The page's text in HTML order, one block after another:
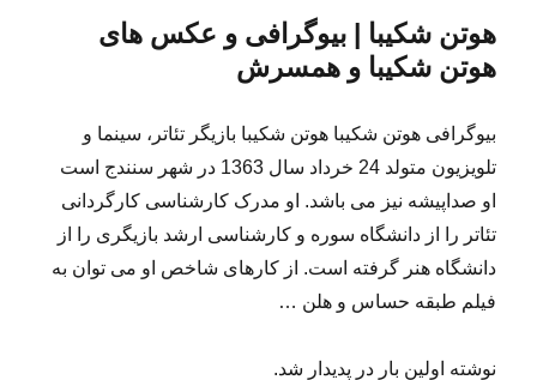
هوتن شکیبا | بیوگرافی و عکس های
هوتن شکیبا و همسرش
بیوگرافی هوتن شکیبا هوتن شکیبا بازیگر تئاتر، سینما و
تلویزیون متولد 24 خرداد سال 1363 در شهر سنندج است
او صداپیشه نیز می باشد. او مدرک کارشناسی کارگردانی
تئاتر را از دانشگاه سوره و کارشناسی ارشد بازیگری را از
دانشگاه هنر گرفته است. از کارهای شاخص او می توان به
فیلم طبقه حساس و هلن …
نوشته اولین بار در پدیدار شد.